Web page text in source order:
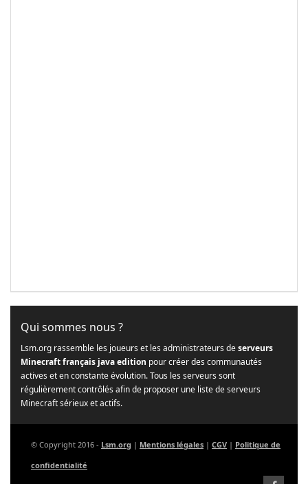
Qui sommes nous ?
Lsm.org rassemble les joueurs et les administrateurs deserveurs
Minecraft français java edition pour créer des communautés
actives et en constante évolution. Tous les serveurs sont
régulièrement contrôlés afin de proposer une liste de serveurs
Minecraft sérieux et actifs.
© Copyright 2016 - Lsm.org | Mentions légales | CGV | Politique de
confidentialité